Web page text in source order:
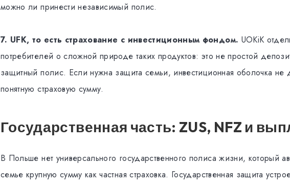
можно ли принести независимый полис.
7. UFK, то есть страхование с инвестиционным фондом. UOKiK
потребителей о сложной природе таких продуктов: это не простой
защитный полис. Если нужна защита семьи, инвестиционная оболочка не
понятную страховую сумму.
Государственная часть: ZUS, NFZ и
В Польше нет универсального государственного полиса жизни, который
семье крупную сумму как частная страховка. Государственная защита